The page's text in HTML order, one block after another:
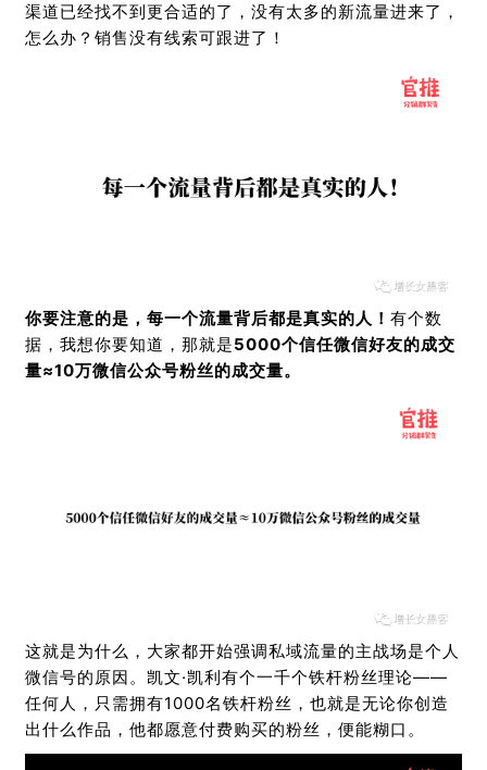
渠道已经找不到更合适的了，没有太多的新流量进来了，
怎么办？销售没有线索可跟进了！
你要注意的是，每一个流量背后都是真实的人！ 有个数
据，我想你要知道，那就是5000个信任微信好友的成交
量≈10万微信公众号粉丝的成交量。
这就是为什么，大家都开始强调私域流量的主战场是个人
微信号的原因。凯文·凯利有个一千个铁杆粉丝理论——
任何人，只需拥有1000名铁杆粉丝，也就是无论你创造
出什么作品，他都愿意付费购买的粉丝，便能糊口。